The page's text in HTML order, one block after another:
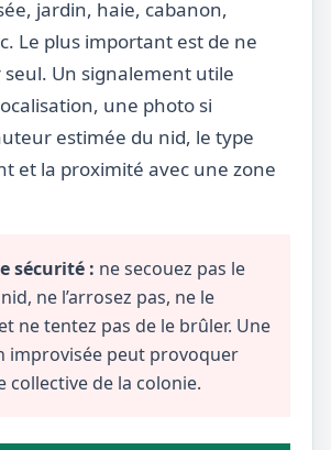
jardin, haie, cabanon,
Le plus important est de ne
Un signalement utile
une photo si
estimée du nid, le type
et la proximité avec une zone
sécurité : ne secouez pas le
ne l’arrosez pas, ne le
ne tentez pas de le brûler. Une
improvisée peut provoquer
collective de la colonie.